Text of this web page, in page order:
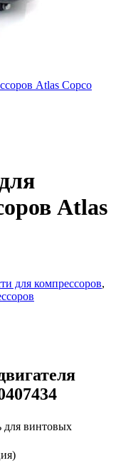
Atlas Copco
Atlas
для компрессоров,
для винтовых